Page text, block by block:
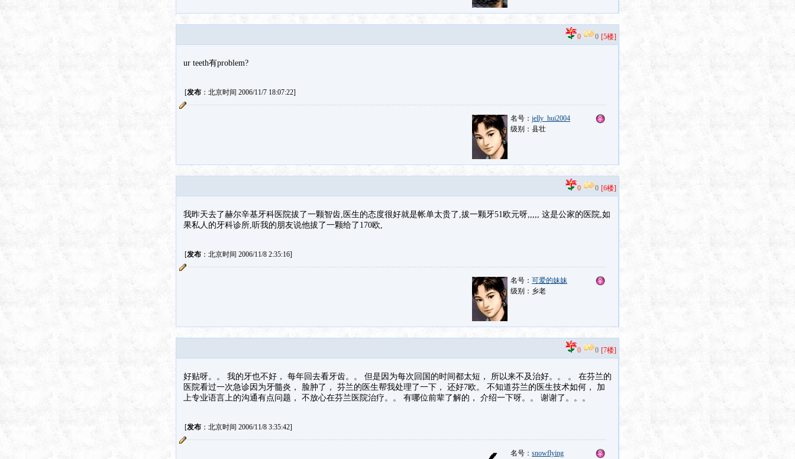
0 0 [5楼]
ur teeth有problem?
[发布：北京时间 2006/11/7 18:07:22]
名号： jelly_hui2004
级别：县壮
0 0 [6楼]
我昨天去了赫尔辛基牙科医院拔了一颗智齿,医生的态度很好就是帐单太贵了,拔一颗牙51欧元呀,,,,, 这是公家的医院,如
果私人的牙科诊所,听我的朋友说他拔了一颗给了170欧,
[发布：北京时间 2006/11/8 2:35:16]
名号： 可爱的妹妹
级别：乡老
0 0 [7楼]
好贴呀。。 我的牙也不好， 每年回去看牙齿。。 但是因为每次回国的时间都太短， 所以来不及治好。。 。 在芬兰的
医院看过一次急诊因为牙髓炎， 脸肿了， 芬兰的医生帮我处理了一下， 还好7欧。 不知道芬兰的医生技术如何， 加
上专业语言上的沟通有点问题， 不放心在芬兰医院治疗。。 有哪位前辈了解的， 介绍一下呀。。 谢谢了。。。
[发布：北京时间 2006/11/8 3:35:42]
名号： snowflying